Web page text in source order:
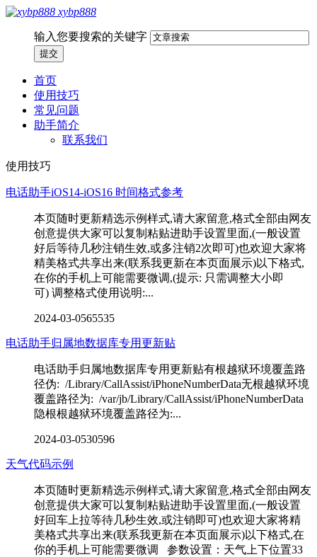
xybp888
输入您要搜索的关键字
首页
使用技巧
常见问题
助手简介
联系我们
使用技巧
电话助手iOS14-iOS16 时间格式参考
本页随时更新精选示例样式,请大家留意,格式全部由网友
创意提供大家可以复制粘贴进助手设置里面,(一般设置
好后等待几秒注销生效,或多注销2次即可)也欢迎大家将
精美格式共享出来(联系我更新在本页面展示)以下格式,
在你的手机上可能需要微调,(提示: 只需调整大小即
可) 调整格式使用说明:...
2024-03-0565535
电话助手归属地数据库专用更新贴
电话助手归属地数据库专用更新贴有根越狱环境覆盖路
径伪: /Library/CallAssist/iPhoneNumberData无根越狱环境
覆盖路径为: /var/jb/Library/CallAssist/iPhoneNumberData
隐根根越狱环境覆盖路径为:...
2024-03-0530596
天气代码示例
本页随时更新精选示例样式,请大家留意,格式全部由网友
创意提供大家可以复制粘贴进助手设置里面,(一般设置
好回车上拉等待几秒生效,或注销即可)也欢迎大家将精
美格式共享出来(联系我更新在本页面展示)以下格式,在
你的手机上可能需要微调 参数设置：天气上下位置33